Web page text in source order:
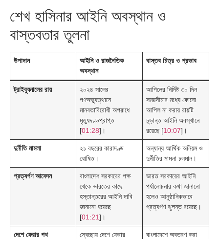
শেখ হাসিনার আইনি অবস্থান ও
বাস্তবতার তুলনা
উপাদান
আইনি ও রাজনৈতিক
অবস্থান
বাস্তব চিত্র ও প্রভাব
ট্রাইব্যুনালের রায়
২০২৪ সালের
গণঅভ্যুত্থানে
মানবতাবিরোধী অপরাধে
মৃত্যুদণ্ডপ্রাপ্ত
[01:28]।
আপিলের নির্দিষ্ট ৩০ দিন
সময়সীমার মধ্যে কোনো
আপিল না করায় রায়টি
চূড়ান্ত আইনি অবস্থানে
রয়েছে [10:07]।
দুর্নীতি মামলা
২১ বছরের কারাদণ্ড
ঘোষিত।
অন্যান্য আর্থিক অনিয়ম ও
দুর্নীতির মামলা চলমান।
প্রত্যর্পণ আবেদন
বাংলাদেশ সরকারের পক্ষ
থেকে ভারতের কাছে
হস্তান্তরের আইনি দাবি
জানানো হয়েছে
[01:21]।
ভারত সরকারের আইনি
পর্যালোচনার কথা জানানো
হলেও আনুষ্ঠানিকভাবে
প্রত্যর্পণ ঝুলন্ত রয়েছে।
দেশে ফেরার পথ
স্বেচ্ছায় দেশে ফেরার
বাংলাদেশে অবতরণ করা